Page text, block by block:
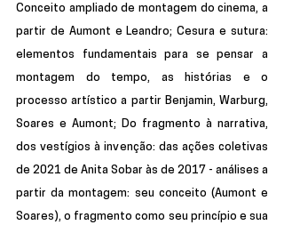
Conceito ampliado de montagem do cinema, a
partir de Aumont e Leandro; Cesura e sutura:
elementos fundamentais para se pensar a
montagem do tempo, as histórias e o
processo artístico a partir Benjamin, Warburg,
Soares e Aumont; Do fragmento à narrativa,
dos vestígios à invenção: das ações coletivas
de 2021 de Anita Sobar às de 2017 - análises a
partir da montagem: seu conceito (Aumont e
Soares), o fragmento como seu princípio e sua